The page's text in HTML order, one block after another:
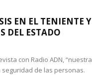
EN EL TENIENTE Y
DEL ESTADO
con Radio ADN, “nuestra
de las personas.